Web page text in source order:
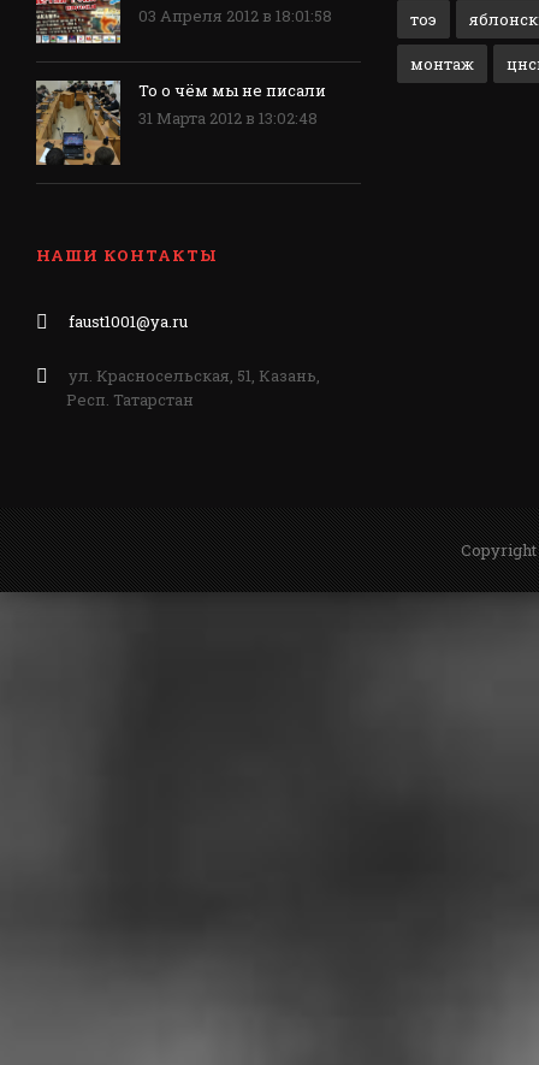
03 Апреля 2012 в 18:01:58
То о чём мы не писали
31 Марта 2012 в 13:02:48
тоэ
монтаж
НАШИ КОНТАКТЫ
faust1001@ya.ru
ул. Красносельская, 51, Казань,
Респ. Татарстан